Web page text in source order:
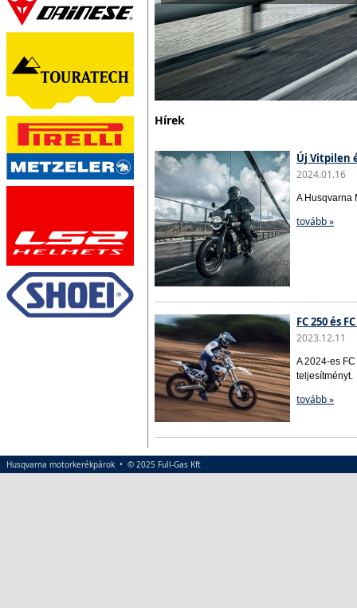
Hírek
Új Vitpilen
2024.01.16
A Husqvarna
tovább »
FC 250 és
2023.12.11
A 2024-es
teljesítményt.
tovább »
Husqvarna motorkerékpárok • © 2025 Full-Gas Kft